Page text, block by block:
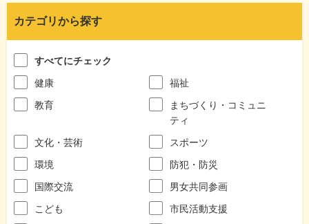
カテゴリから探す
すべてにチェック
健康
福祉
教育
まちづくり・コミュニ
ティ
文化・芸術
スポーツ
環境
防犯・防災
国際交流
男女共同参画
こども
市民活動支援